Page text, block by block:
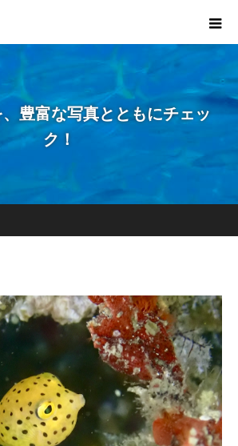
豊富な写真とともにチェッ
ク！